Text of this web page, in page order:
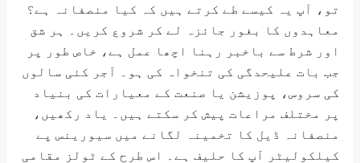
تو، آپ یہ کیسے طے کرتے ہیں کہ کیا منصفانہ ہے؟
معاہدوں کا بغور جائزہ لے کر شروع کریں۔ ہر شق
اور شرط سے باخبر رہنا اچھا عمل ہے، خاص طور پر
جب بات علیحدگی کی تنخواہ کی ہو۔ آجر کئی سالوں
کی سروس، پوزیشن یا صنعت کے معیارات کی بنیاد
پر مختلف مراعات پیش کر سکتے ہیں۔ یاد رکھیں،
منصفانہ ڈیل کا تخمینہ لگانے میں سیورینس پے
کیلکولیٹر آپ کا حلیف ہے۔ اس طرح کے ٹولز مقامی